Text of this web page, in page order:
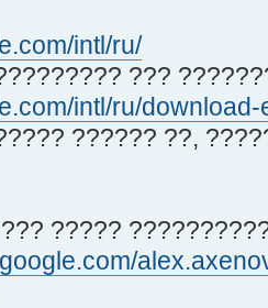
intl/ru/
???
intl/ru/download-
?????? ??,
?????